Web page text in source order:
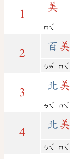
1
美
ㄇㄟ
ˇ
2
百 美
ㄅㄞ
ˇ
ㄇㄟ
ˇ
3
北 美
ㄅㄟ
ˇ
ㄇㄟ
ˇ
4
北 美
ㄅㄟ
ˇ
ㄇㄟ
ˇ